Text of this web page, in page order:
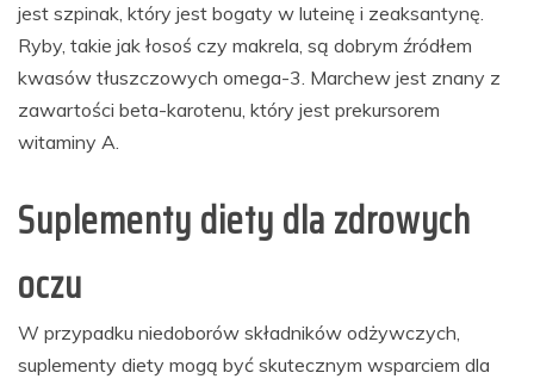
jest szpinak, który jest bogaty w luteinę i zeaksantynę.
Ryby, takie jak łosoś czy makrela, są dobrym źródłem
kwasów tłuszczowych omega-3. Marchew jest znany z
zawartości beta-karotenu, który jest prekursorem
witaminy A.
Suplementy diety dla zdrowych
oczu
W przypadku niedoborów składników odżywczych,
suplementy diety mogą być skutecznym wsparciem dla